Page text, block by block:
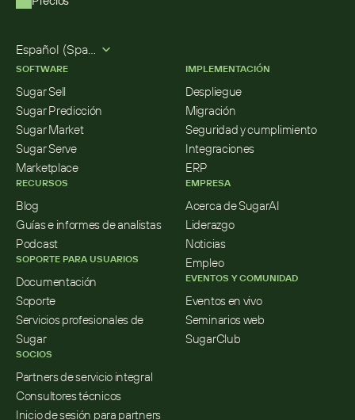
Español (Spanish)
SOFTWARE
Sugar Sell
Sugar Predicción
Sugar Market
Sugar Serve
Marketplace
RECURSOS
Blog
Guías e informes de analistas
Podcast
SOPORTE PARA USUARIOS
Documentación
Soporte
Servicios profesionales de
Sugar
SOCIOS
Partners de servicio integral
Consultores técnicos
Inicio de sesión para partners
IMPLEMENTACIÓN
Despliegue
Migración
Seguridad y cumplimiento
Integraciones
ERP
EMPRESA
Acerca de SugarAI
Liderazgo
Noticias
Empleo
EVENTOS Y COMUNIDAD
Eventos en vivo
Seminarios web
SugarClub